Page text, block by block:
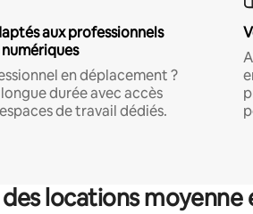
aux professionnels
en déplacement ?
durée avec accès
de travail dédiés.
locations